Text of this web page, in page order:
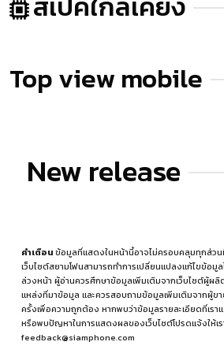
Top view mobile
New release
คำเตือนข้อมูลที่แสดงในหน้านี้อาจไม่ครอบคลุมทุกส่ว
เว็บไซต์สยามโฟนสามารถทำการเปลี่ยนแปลงแก้ไขข้อมู
ล่วงหน้า ผู้อ่านควรศึกษาข้อมูลเพิ่มเติมจากเว็บไซต์ผู้ผลิ
แหล่งที่มาข้อมูล และควรสอบถามข้อมูลเพิ่มเติมจากผู้
ครั้งเพื่อความถูกต้อง หากพบว่าข้อมูลรายละเอียดที่เร
หรือพบปัญหาในการแสดงผลของเว็บไซต์โปรดแจ้งให้เ
feedback@siamphone.com